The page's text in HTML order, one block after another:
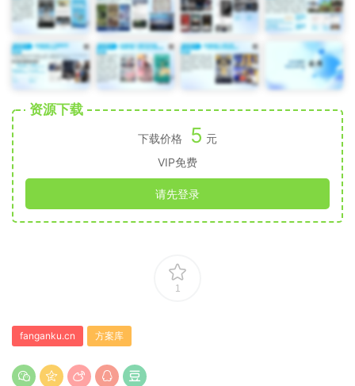
资源下载
下载价格 5 元
VIP免费
请先登录
1
fanganku.cn 方案库